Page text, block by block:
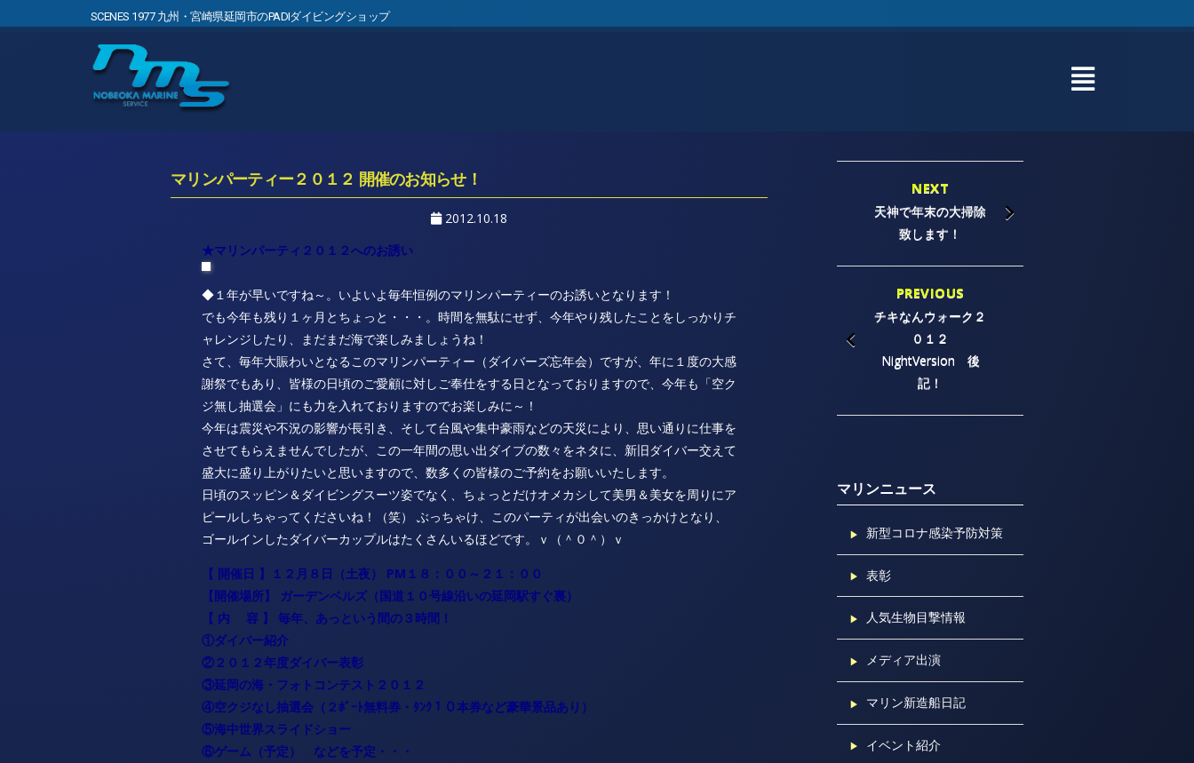
SCENES 1977 九州・宮崎県延岡市のPADIダイビングショップ
マリンパーティー２０１２ 開催のお知らせ！
2012.10.18
★マリンパーティ２０１２へのお誘い
◆１年が早いですね～。いよいよ毎年恒例のマリンパーティーのお誘いとなります！
でも今年も残り１ヶ月とちょっと・・・。時間を無駄にせず、今年やり残したことをしっかりチ
ャレンジしたり、まだまだ海で楽しみましょうね！
さて、毎年大賑わいとなるこのマリンパーティー（ダイバーズ忘年会）ですが、年に１度の大感
謝祭でもあり、皆様の日頃のご愛顧に対しご奉仕をする日となっておりますので、今年も「空ク
ジ無し抽選会」にも力を入れておりますのでお楽しみに～！
今年は震災や不況の影響が長引き、そして台風や集中豪雨などの天災により、思い通りに仕事を
させてもらえませんでしたが、この一年間の思い出ダイブの数々をネタに、新旧ダイバー交えて
盛大に盛り上がりたいと思いますので、数多くの皆様のご予約をお願いいたします。
日頃のスッピン＆ダイビングスーツ姿でなく、ちょっとだけオメカシして美男＆美女を周りにア
ピールしちゃってくださいね！（笑） ぶっちゃけ、このパーティが出会いのきっかけとなり、
ゴールインしたダイバーカップルはたくさんいるほどです。ｖ（＾０＾）ｖ
【 開催日 】１２月８日（土夜）
PM１８：００～２１：００
【開催場所】 ガーデンベルズ（国道１０号線沿いの延岡駅すぐ裏）
【 内 容 】 毎年、あっという間の３時間！
①ダイバー紹介
②２０１２年度ダイバー表彰
③延岡の海・フォトコンテスト２０１２
④空クジなし抽選会（２ﾎﾞｰﾄ無料券・ﾀﾝｸ１０本券など豪華景品あり）
⑤海中世界スライドショー
⑥ゲーム（予定） などを予定・・・
NEXT
天神で年末の大掃除
致します！
PREVIOUS
チキなんウォーク２
０１２
NightVersion 後
記！
マリンニュース
新型コロナ感染予防対策
表彰
人気生物目撃情報
メディア出演
マリン新造船日記
イベント紹介